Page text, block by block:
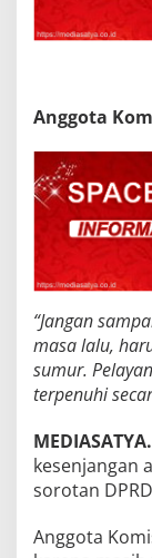
Anggota
“Jangan
masa lalu,
sumur.
terpenuhi
kesenjangan
sorotan
Anggota